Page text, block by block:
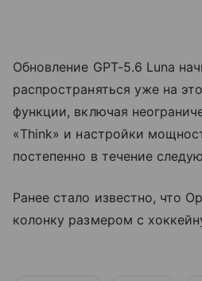
Обновление GPT-5.6 Luna
распространяться уже на
функции, включая
«Think» и настройки
постепенно в течение
Ранее стало известно, что
колонку размером с